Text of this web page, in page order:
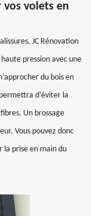
vos volets en
JC Rénovation
pression avec une
du bois en
d’éviter la
Un brossage
Vous pouvez donc
prise en main du